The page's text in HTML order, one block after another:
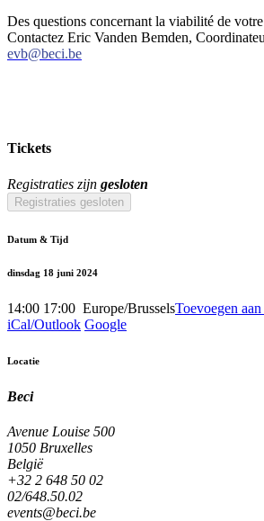
Des questions concernant la viabilité de
Contactez Eric Vanden Bemden,
evb@beci.be
Tickets
Registraties zijn gesloten
Registraties gesloten
Datum & Tijd
dinsdag 18 juni 2024
14:00 17:00 Europe/BrusselsToevoegen
iCal/Outlook Google
Locatie
Beci
Avenue Louise 500
1050 Bruxelles
België
+32 2 648 50 02
02/648.50.02
events@beci.be